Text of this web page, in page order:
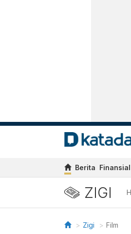
Berita Finansial
ZIGI
Zigi Film